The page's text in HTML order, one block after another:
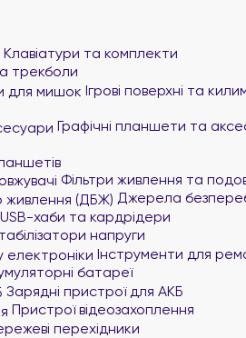
Клавіатури та комплекти
трекболи
Ігрові поверхні та
Графічні планшети та
Фільтри живлення та
Джерела
USB-хаби та кардрідери
напруги
Інструменти для
батареї
Зарядні пристрої для АКБ
Пристрої відеозахоплення
перехідники